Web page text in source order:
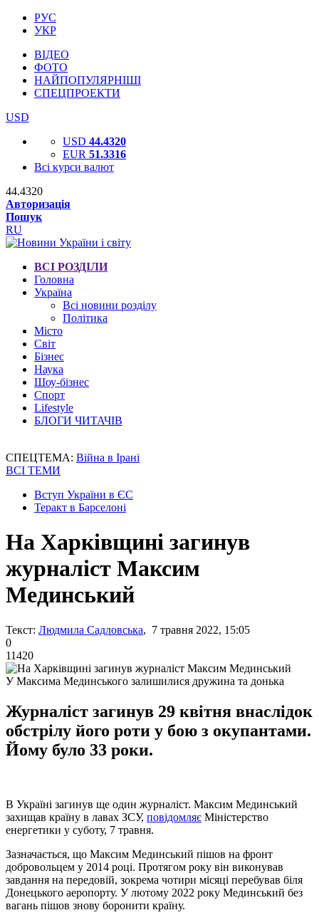
РУС
УКР
ВІДЕО
ФОТО
НАЙПОПУЛЯРНІШІ
СПЕЦПРОЕКТИ
USD
USD 44.4320
EUR 51.3316
Всі курси валют
44.4320
Авторизація
Пошук
RU
ВСІ РОЗДІЛИ
Головна
Україна
Всі новини розділу
Політика
Місто
Світ
Бізнес
Наука
Шоу-бізнес
Спорт
Lifestyle
БЛОГИ ЧИТАЧІВ
СПЕЦТЕМА: Війна в Ірані
ВСІ ТЕМИ
Вступ України в ЄС
Теракт в Барселоні
На Харківщині загинув
журналіст Максим
Мединський
Текст: Людмила Садловська, 7 травня 2022, 15:05
0
11420
У Максима Мединського залишилися дружина та донька
Журналіст загинув 29 квітня внаслідок
обстрілу його роти у бою з окупантами.
Йому було 33 роки.
В Україні загинув ще один журналіст. Максим Мединський
захищав країну в лавах ЗСУ, повідомляє Міністерство
енергетики у суботу, 7 травня.
Зазначається, що Максим Мединський пішов на фронт
добровольцем у 2014 році. Протягом року він виконував
завдання на передовій, зокрема чотири місяці перебував біля
Донецького аеропорту. У лютому 2022 року Мединський без
вагань пішов знову боронити країну.